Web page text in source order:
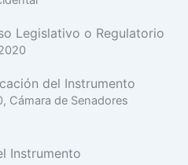
Legislativo o Regulatorio
del Instrumento
Cámara de Senadores
Instrumento